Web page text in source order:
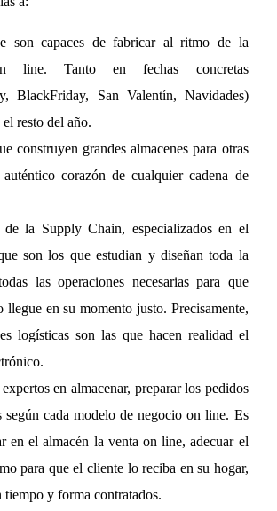
son capaces de fabricar al ritmo de la
line. Tanto en fechas concretas
BlackFriday, San Valentín, Navidades)
resto del año.
construyen grandes almacenes para otras
auténtico corazón de cualquier cadena de
de la Supply Chain, especializados en el
son los que estudian y diseñan toda la
las operaciones necesarias para que
llegue en su momento justo. Precisamente,
logísticas son las que hacen realidad el
en almacenar, preparar los pedidos
cada modelo de negocio on line. Es
en el almacén la venta on line, adecuar el
para que el cliente lo reciba en su hogar,
tiempo y forma contratados.